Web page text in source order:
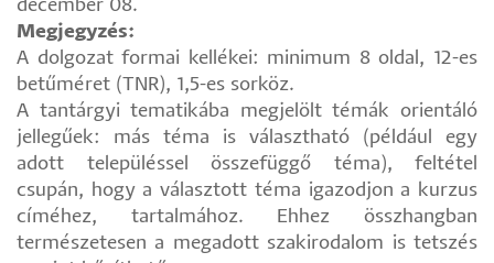
december 08.
Megjegyzés:
A dolgozat formai kellékei: minimum 8 oldal, 12-es
betűméret (TNR), 1,5-es sorköz.
A tantárgyi tematikába megjelölt témák orientáló
jellegűek: más téma is választható (például egy
adott településsel összefüggő téma), feltétel
csupán, hogy a választott téma igazodjon a kurzus
címéhez, tartalmához. Ehhez összhangban
természetesen a megadott szakirodalom is tetszés